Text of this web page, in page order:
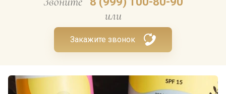
или
Закажите звонок